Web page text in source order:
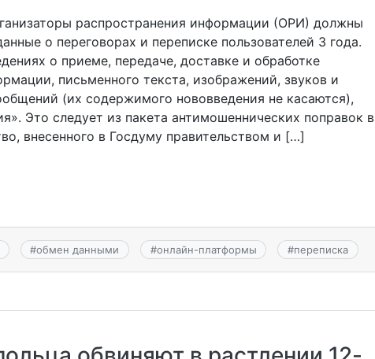
распространения информации (ОРИ) должны
о переговорах и переписке пользователей 3 года.
о приеме, передаче, доставке и обработке
письменного текста, изображений, звуков и
(их содержимого нововведения не касаются),
Это следует из пакета антимошеннических поправок в
внесенного в Госдуму правительством и […]
#обмен данными #онлайн-платформы #переписка